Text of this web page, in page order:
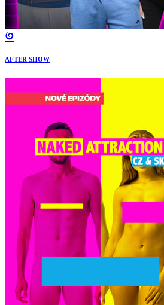
AFTER SHOW